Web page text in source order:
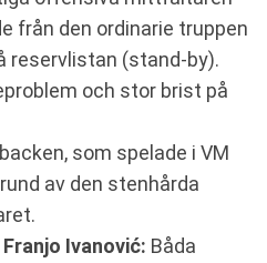
från den ordinarie truppen
reservlistan (stand-by).
och stor brist på
som spelade i VM
av den stenhårda
Ivanović: Båda